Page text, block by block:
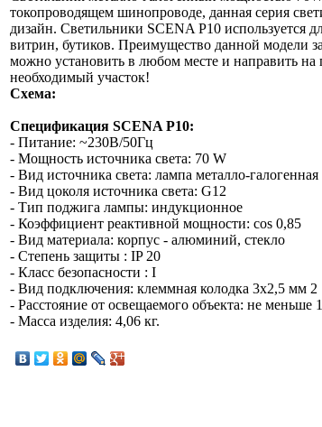
токопроводящем шинопроводе, данная серия
дизайн. Светильники SCENA P10 используется
витрин, бутиков. Преимущество данной модели
можно установить в любом месте и направить
необходимый участок!
Схема:
Спецификация SCENA P10:
- Питание: ~230В/50Гц
- Мощность источника света: 70 W
- Вид источника света: лампа металло-галогенная
- Вид цоколя источника света: G12
- Тип поджига лампы: индукционное
- Коэффициент реактивной мощности: cos 0,85
- Вид материала: корпус - алюминий, стекло
- Степень защиты : IP 20
- Класс безопасности : I
- Вид подключения: клеммная колодка 3х2,5 мм 2
- Расстояние от освещаемого объекта: не меньше
- Масса изделия: 4,06 кг.